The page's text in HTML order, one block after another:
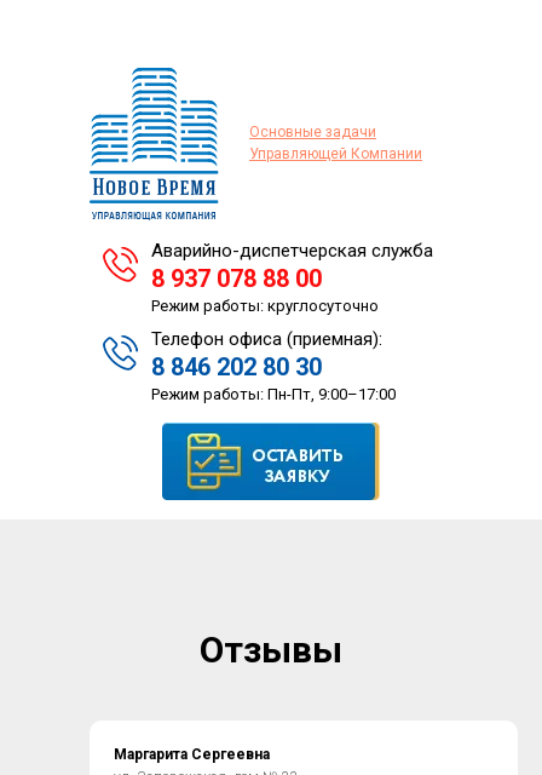
Аварийно-диспетчерская служба
8 937 078 88 00
Режим работы: круглосуточно
Телефон офиса (приемная):
8 846 202 80 30
Режим работы: Пн-Пт, 9:00–17:00
Основные задачи
Управляющей Компании
Отзывы
Маргарита Сергеевна